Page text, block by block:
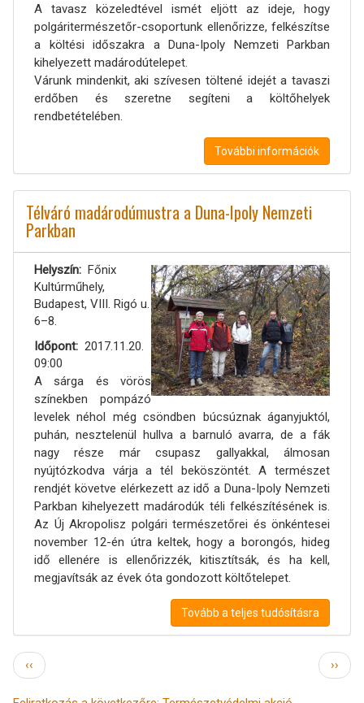
A tavasz közeledtével ismét eljött az ideje, hogy
polgáritermészetőr-csoportunk ellenőrizze, felkészítse
a költési időszakra a Duna-Ipoly Nemzeti Parkban
kihelyezett madárodútelepet.
Várunk mindenkit, aki szívesen töltené idejét a tavaszi
erdőben és szeretne segíteni a költőhelyek
rendbetételében.
További információk
Télváró madárodúmustra a Duna-Ipoly Nemzeti
Parkban
Helyszín
Főnix
Kultúrműhely,
Budapest, VIII. Rigó u.
6–8.
Időpont
2017.11.20.
09:00
A sárga és vörös
színekben pompázó
levelek néhol még csöndben búcsúznak áganyjuktól,
puhán, nesztelenül hullva a barnuló avarra, de a fák
nagy része már csupasz gallyakkal, álmosan
nyújtózkodva várja a tél beköszöntét. A természet
rendjét követve elérkezett az idő a Duna-Ipoly Nemzeti
Parkban kihelyezett madárodúk téli felkészítésének is.
Az Új Akropolisz polgári természetőrei és önkéntesei
november 12-én útra keltek, hogy a borongós, hideg
idő ellenére is ellenőrizzék, kitisztítsák, és ha kell,
megjavítsák az évek óta gondozott költőtelepet.
Tovább a teljes tudósításra
Oldalszámozás
Előző
oldal
‹‹
oldal
››